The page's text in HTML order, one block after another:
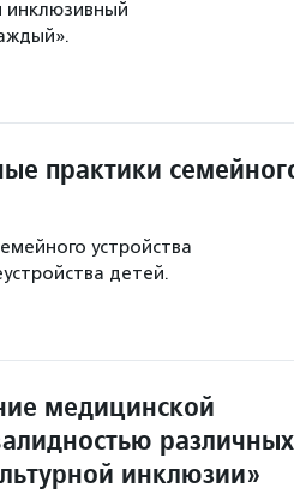
инклюзивный
практики
устройства
детей.
медицинской
различных
инклюзии»